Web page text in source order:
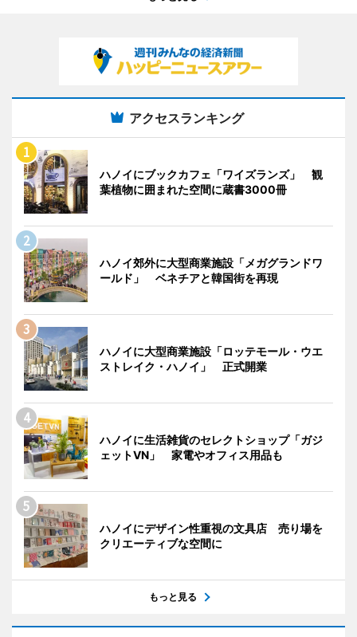
アクセスランキング
ハノイにブックカフェ「ワイズランズ」 観
葉植物に囲まれた空間に蔵書3000冊
ハノイ郊外に大型商業施設「メガグランドワ
ールド」 ベネチアと韓国街を再現
ハノイに大型商業施設「ロッテモール・ウエ
ストレイク・ハノイ」 正式開業
ハノイに生活雑貨のセレクトショップ「ガジ
ェットVN」 家電やオフィス用品も
ハノイにデザイン性重視の文具店 売り場を
クリエーティブな空間に
もっと見る